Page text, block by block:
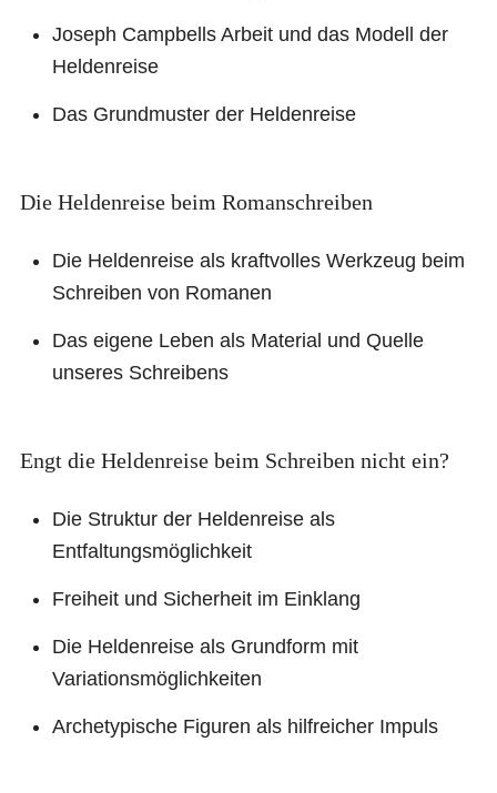
Joseph Campbells Arbeit und das Modell der
Heldenreise
Das Grundmuster der Heldenreise
Die Heldenreise beim Romanschreiben
Die Heldenreise als kraftvolles Werkzeug beim
Schreiben von Romanen
Das eigene Leben als Material und Quelle
unseres Schreibens
Engt die Heldenreise beim Schreiben nicht ein?
Die Struktur der Heldenreise als
Entfaltungsmöglichkeit
Freiheit und Sicherheit im Einklang
Die Heldenreise als Grundform mit
Variationsmöglichkeiten
Archetypische Figuren als hilfreicher Impuls